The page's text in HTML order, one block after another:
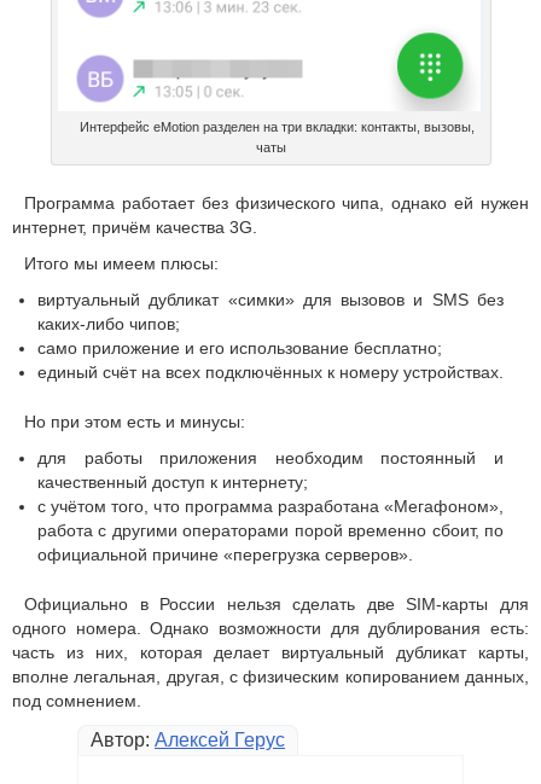
Интерфейс eMotion разделен на три вкладки: контакты, вызовы,
чаты
Программа работает без физического чипа, однако ей нужен
интернет, причём качества 3G.
Итого мы имеем плюсы:
виртуальный дубликат «симки» для вызовов и SMS без
каких-либо чипов;
само приложение и его использование бесплатно;
единый счёт на всех подключённых к номеру устройствах.
Но при этом есть и минусы:
для работы приложения необходим постоянный и
качественный доступ к интернету;
с учётом того, что программа разработана «Мегафоном»,
работа с другими операторами порой временно сбоит, по
официальной причине «перегрузка серверов».
Официально в России нельзя сделать две SIM-карты для
одного номера. Однако возможности для дублирования есть:
часть из них, которая делает виртуальный дубликат карты,
вполне легальная, другая, с физическим копированием данных,
под сомнением.
Автор: Алексей Герус